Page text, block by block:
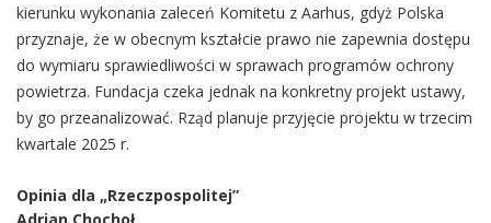
kierunku wykonania zaleceń Komitetu z Aarhus, gdyż Polska
przyznaje, że w obecnym kształcie prawo nie zapewnia dostępu
do wymiaru sprawiedliwości w sprawach programów ochrony
powietrza. Fundacja czeka jednak na konkretny projekt ustawy,
by go przeanalizować. Rząd planuje przyjęcie projektu w trzecim
kwartale 2025 r.
Opinia dla „Rzeczpospolitej”
Adrian Chochoł